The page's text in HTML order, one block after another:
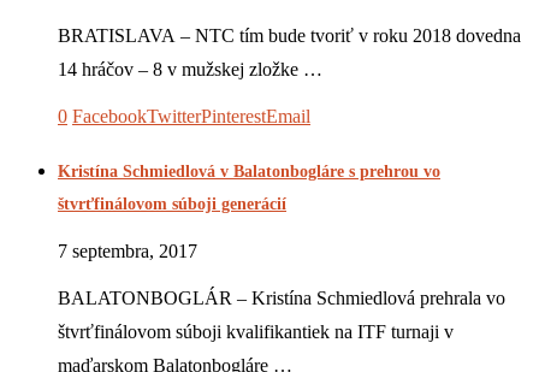
BRATISLAVA – NTC tím bude tvoriť v roku 2018 dovedna
14 hráčov – 8 v mužskej zložke …
0 FacebookTwitterPinterestEmail
Kristína Schmiedlová v Balatonbogláre s prehrou vo
štvrťfinálovom súboji generácií
7 septembra, 2017
BALATONBOGLÁR – Kristína Schmiedlová prehrala vo
štvrťfinálovom súboji kvalifikantiek na ITF turnaji v
maďarskom Balatonbogláre …